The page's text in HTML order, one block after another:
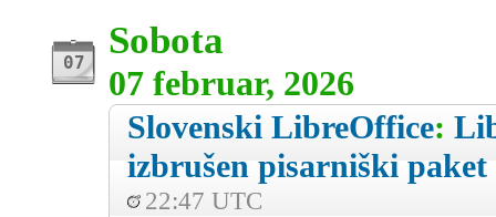
Sobota
07 februar, 2026
Slovenski LibreOffice:
izbrušen pisarniški
22:47 UTC